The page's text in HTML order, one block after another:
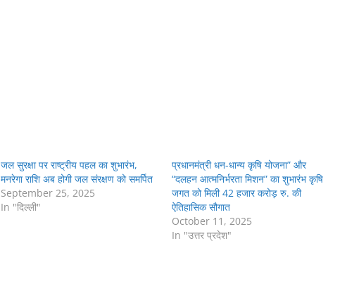
जल सुरक्षा पर राष्ट्रीय पहल का शुभारंभ,
मनरेगा राशि अब होगी जल संरक्षण को समर्पित
September 25, 2025
In "दिल्ली"
प्रधानमंत्री धन-धान्य कृषि योजना” और
“दलहन आत्मनिर्भरता मिशन” का शुभारंभ कृषि
जगत को मिली 42 हजार करोड़ रु. की
ऐतिहासिक सौगात
October 11, 2025
In "उत्तर प्रदेश"